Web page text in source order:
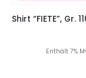
Enthält 7%